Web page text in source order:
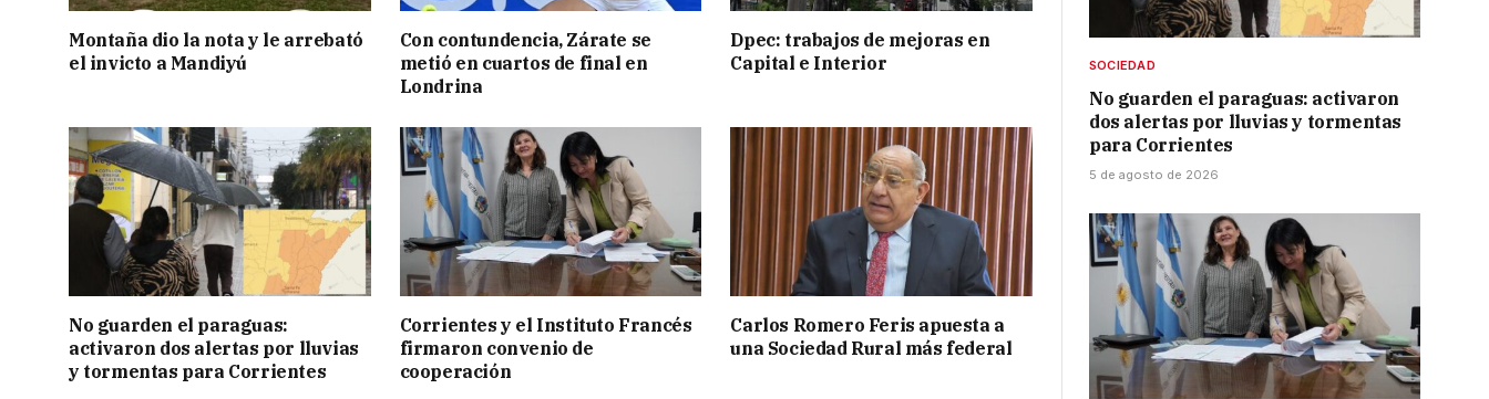
Montaña dio la nota y le arrebató
el invicto a Mandiyú
Con contundencia, Zárate se
metió en cuartos de final en
Londrina
Dpec: trabajos de mejoras en
Capital e Interior
No guarden el paraguas:
activaron dos alertas por lluvias
y tormentas para Corrientes
Corrientes y el Instituto Francés
firmaron convenio de
cooperación
Carlos Romero Feris apuesta a
una Sociedad Rural más federal
SOCIEDAD
No guarden el paraguas: activaron
dos alertas por lluvias y tormentas
para Corrientes
5 de agosto de 2026